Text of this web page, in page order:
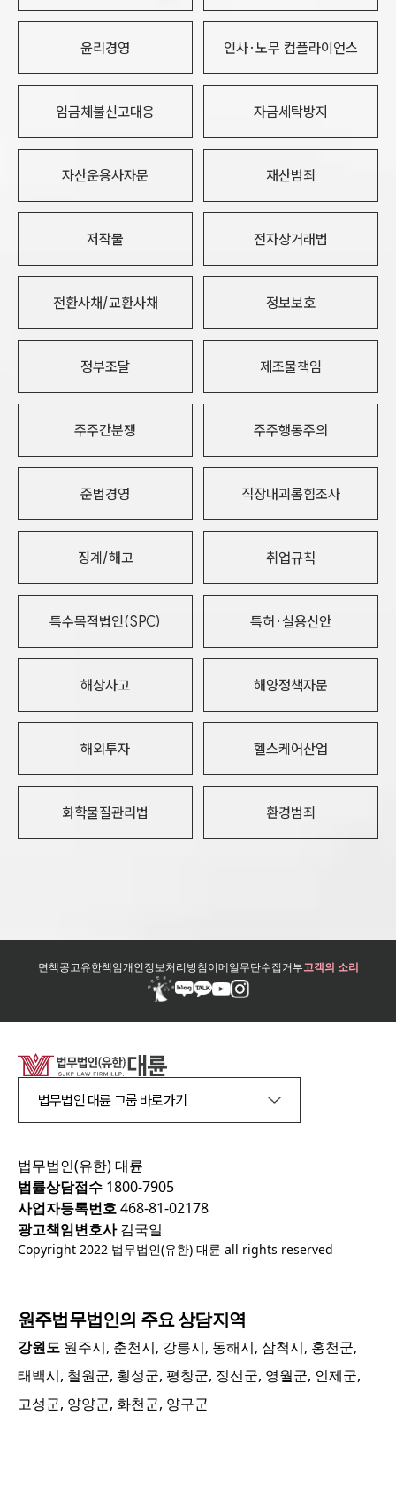
윤리경영 인사·노무 컴플라이언스
임금체불신고대응 자금세탁방지
자산운용사자문 재산범죄
저작물 전자상거래법
전환사채/교환사채 정보보호
정부조달 제조물책임
주주간분쟁 주주행동주의
준법경영 직장내괴롭힘조사
징계/해고 취업규칙
특수목적법인(SPC) 특허·실용신안
해상사고 해양정책자문
해외투자 헬스케어산업
화학물질관리법 환경범죄
면책공고유한책임개인정보처리방침이메일무단수집거부고객의 소리
법무법인 대륜 그룹 바로가기
법무법인(유한) 대륜
법률상담접수 1800-7905
사업자등록번호468-81-02178
광고책임변호사김국일
Copyright 2022 법무법인(유한) 대륜 all rights reserved
원주법무법인의 주요 상담지역
강원도 원주시, 춘천시, 강릉시, 동해시, 삼척시, 홍천군,
태백시, 철원군, 횡성군, 평창군, 정선군, 영월군, 인제군,
고성군, 양양군, 화천군, 양구군